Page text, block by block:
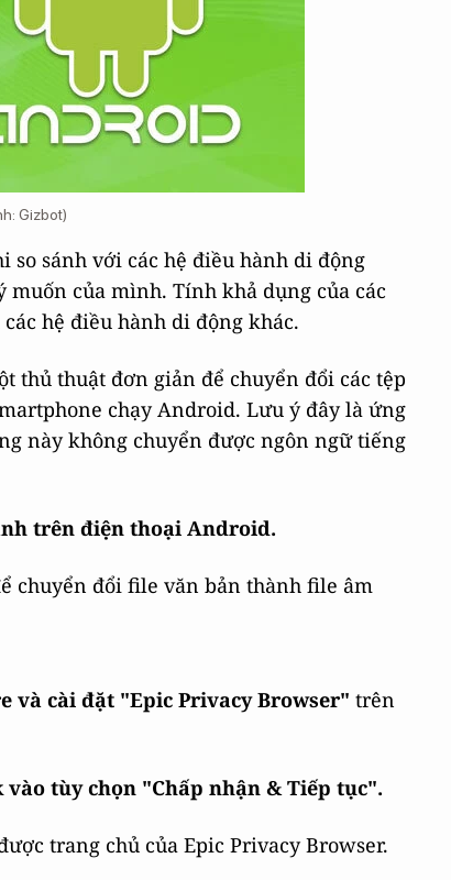
Gizbot)
sánh với các hệ điều hành di động
của mình. Tính khả dụng của các
hệ điều hành di động khác.
thủ thuật đơn giản để chuyển đổi các tệp
chạy Android. Lưu ý đây là ứng
này không chuyển được ngôn ngữ tiếng
trên điện thoại Android.
chuyển đổi file văn bản thành file âm
và cài đặt "Epic Privacy Browser" trên
vào tùy chọn "Chấp nhận & Tiếp tục".
trang chủ của Epic Privacy Browser.